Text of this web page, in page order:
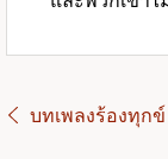
บทเพลง​ร้องทุก